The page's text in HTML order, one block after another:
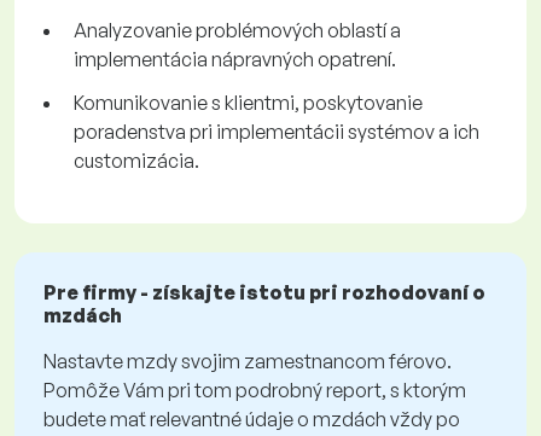
Analyzovanie problémových oblastí a
implementácia nápravných opatrení.
Komunikovanie s klientmi, poskytovanie
poradenstva pri implementácii systémov a ich
customizácia.
Pre firmy - získajte istotu pri rozhodovaní o
mzdách
Nastavte mzdy svojim zamestnancom férovo.
Pomôže Vám pri tom podrobný report, s ktorým
budete mať relevantné údaje o mzdách vždy po